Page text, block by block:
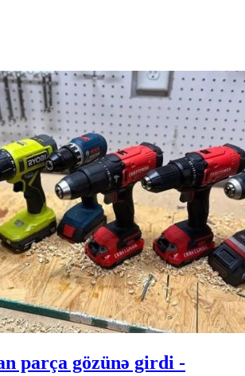
parça gözünə girdi -